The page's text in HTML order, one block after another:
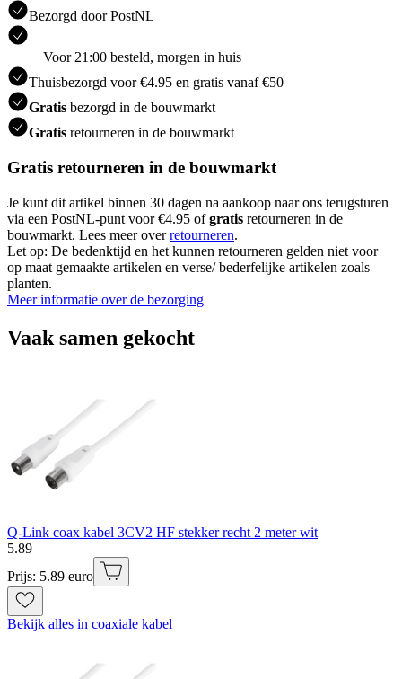
Bezorgd door PostNL
Voor 21:00 besteld, morgen in huis
Thuisbezorgd voor €4.95 en gratis vanaf €50
Gratis bezorgd in de bouwmarkt
Gratis retourneren in de bouwmarkt
Gratis retourneren in de bouwmarkt
Je kunt dit artikel binnen 30 dagen na aankoop naar ons terugsturen
via een PostNL-punt voor €4.95 ofgratis retourneren in de
bouwmarkt. Lees meer overretourneren.
Let op: De bedenktijd en het kunnen retourneren gelden niet voor
op maat gemaakte artikelen en verse/ bederfelijke artikelen zoals
planten.
Meer informatie over de bezorging
Vaak samen gekocht
Q-Link coax kabel 3CV2 HF stekker recht 2 meter wit
5.89
Prijs: 5.89 euro
Bekijk alles in coaxiale kabel